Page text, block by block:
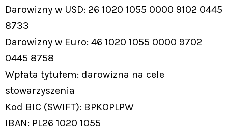
Darowizny w USD: 26 1020 1055 0000 9102 0445
8733
Darowizny w Euro: 46 1020 1055 0000 9702
0445 8758
Wpłata tytułem: darowizna na cele
stowarzyszenia
Kod BIC (SWIFT): BPKOPLPW
IBAN: PL26 1020 1055